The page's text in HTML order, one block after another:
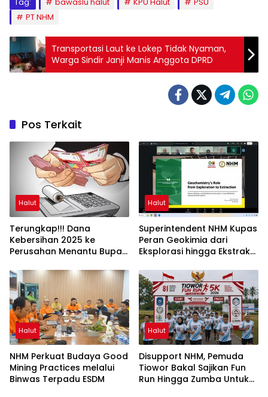
PT NHM
Transportasi Laut ke Lokep Tidak Nyaman,
Warga Sindir Janji Manis Anggota DPRD
Pos Terkait
Halut
Terungkap!!! Dana
Kebersihan 2025 ke
Perusahan Menantu Bupati
Halut
Superintendent NHM Kupas
Peran Geokimia dari
Eksplorasi hingga Ekstraksi
UNG
Halut
NHM Perkuat Budaya Good
Mining Practices melalui
Binwas Terpadu ESDM
Halut
Disupport NHM, Pemuda
Tiowor Bakal Sajikan Fun
Run Hingga Zumba Untuk